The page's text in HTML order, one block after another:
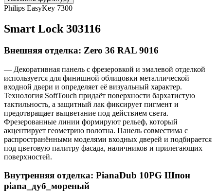
Philips EasyKey 7300
Smart Lock 303116
Внешняя отделка: Zero 36 RAL 9016
— Декоративная панель с фрезеровкой и эмалевой отделкой
используется для финишной облицовки металлической
входной двери и определяет её визуальный характер.
Технология SoftTouch придаёт поверхности бархатистую
тактильность, а защитный лак фиксирует пигмент и
предотвращает выцветание под действием света.
Фрезерованные линии формируют рельеф, который
акцентирует геометрию полотна. Панель совместима с
распространёнными моделями входных дверей и подбирается
под цветовую палитру фасада, наличников и прилегающих
поверхностей.
Внутренняя отделка: PianaDub 10PG Шпон
piana_дуб_мореный